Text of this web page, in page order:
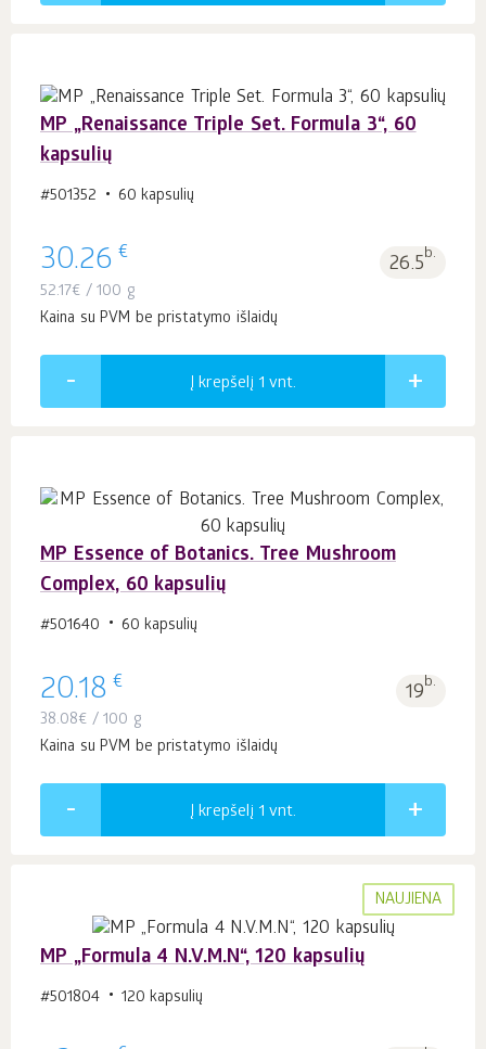
MP „Renaissance Triple Set. Formula 3“, 60
kapsulių
#501352 60 kapsulių
30.26 € 26.5b.
52.17€ / 100 g
Kaina su PVM be pristatymo išlaidų
Į krepšelį 1 vnt.
MP Essence of Botanics. Tree Mushroom
Complex, 60 kapsulių
#501640 60 kapsulių
20.18 € 19b.
38.08€ / 100 g
Kaina su PVM be pristatymo išlaidų
Į krepšelį 1 vnt.
NAUJIENA
MP „Formula 4 N.V.M.N“, 120 kapsulių
#501804 120 kapsulių